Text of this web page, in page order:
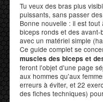
Tu veux des bras plus
puissants, sans passer
Bonne nouvelle : il est
biceps ronds et des
avec un matériel simple
Ce guide complet se
muscles des biceps et
feront l'objet d'une page
aux hommes qu'aux
erreurs à éviter, et 22
des fiches techniques)